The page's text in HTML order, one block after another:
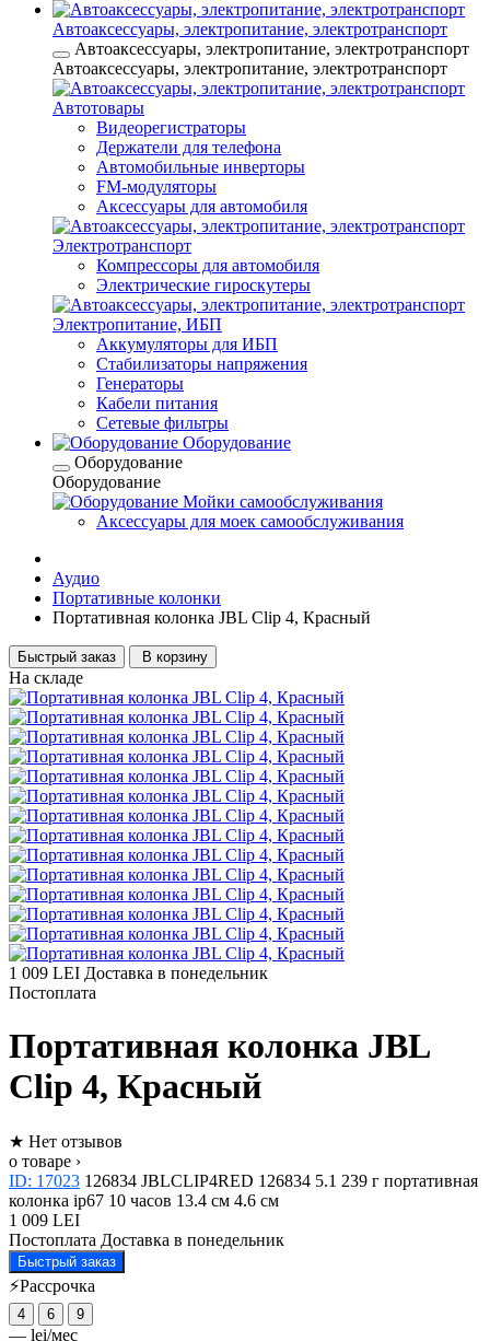
Автоаксессуары, электропитание, электротранспорт
Автоаксессуары, электропитание, электротранспорт
Автоаксессуары, электропитание, электротранспорт
Автотовары
Видеорегистраторы
Держатели для телефона
Автомобильные инверторы
FM-модуляторы
Аксессуары для автомобиля
Электротранспорт
Компрессоры для автомобиля
Электрические гироскутеры
Электропитание, ИБП
Аккумуляторы для ИБП
Стабилизаторы напряжения
Генераторы
Кабели питания
Сетевые фильтры
Оборудование
Оборудование
Оборудование
Мойки самообслуживания
Аксессуары для моек самообслуживания
Аудио
Портативные колонки
Портативная колонка JBL Clip 4, Красный
Быстрый заказ В корзину
На складе
1 009 LEI Доставка в понедельник
Постоплата
Портативная колонка JBL
Clip 4, Красный
★ Нет отзывов
о товаре ›
ID: 17023 126834 JBLCLIP4RED 126834 5.1 239 г портативная
колонка ip67 10 часов 13.4 см 4.6 см
1 009 LEI
Постоплата Доставка в понедельник
Быстрый заказ
⚡Рассрочка
4 6 9
— lei/мес